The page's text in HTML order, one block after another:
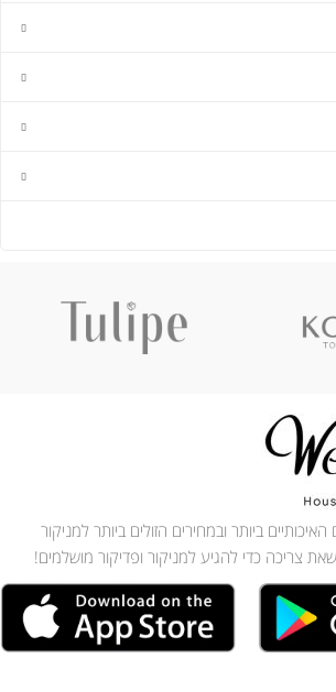
ביותר ובמחירים הזולים ביותר למניקור
צריכה כדי להגיע למניקור ופדיקור מושלמים!